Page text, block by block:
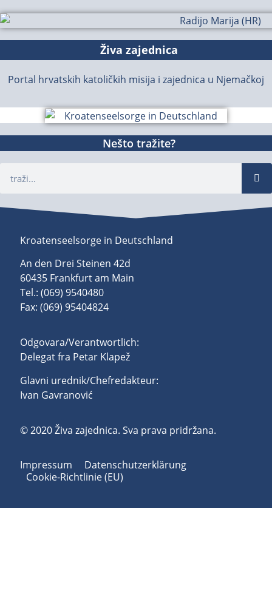
Živa zajednica
Portal hrvatskih katoličkih misija i zajednica u Njemačkoj
Nešto tražite?
Kroatenseelsorge in Deutschland
An den Drei Steinen 42d
60435 Frankfurt am Main
Tel.: (069) 9540480
Fax: (069) 95404824
Odgovara/Verantwortlich:
Delegat fra Petar Klapež
Glavni urednik/Chefredakteur:
Ivan Gavranović
© 2020 Živa zajednica. Sva prava pridržana.
Impressum
Datenschutzerklärung
Cookie-Richtlinie (EU)